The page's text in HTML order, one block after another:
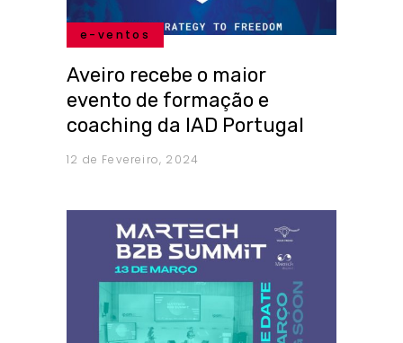
e-ventos
Aveiro recebe o maior
evento de formação e
coaching da IAD Portugal
12 de Fevereiro, 2024